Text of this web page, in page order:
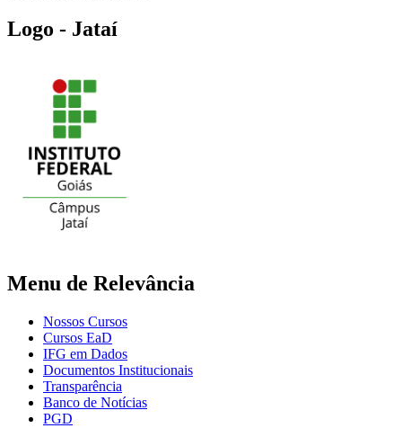
Logo - Jataí
Menu de Relevância
Nossos Cursos
Cursos EaD
IFG em Dados
Documentos Institucionais
Transparência
Banco de Notícias
PGD